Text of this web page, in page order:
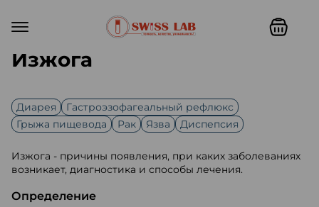
Изжога
Диарея
Гастроэзофагеальный рефлюкс
Грыжа пищевода
Рак Язва Диспепсия
Изжога - причины появления, при каких заболеваниях
возникает, диагностика и способы лечения.
Определение